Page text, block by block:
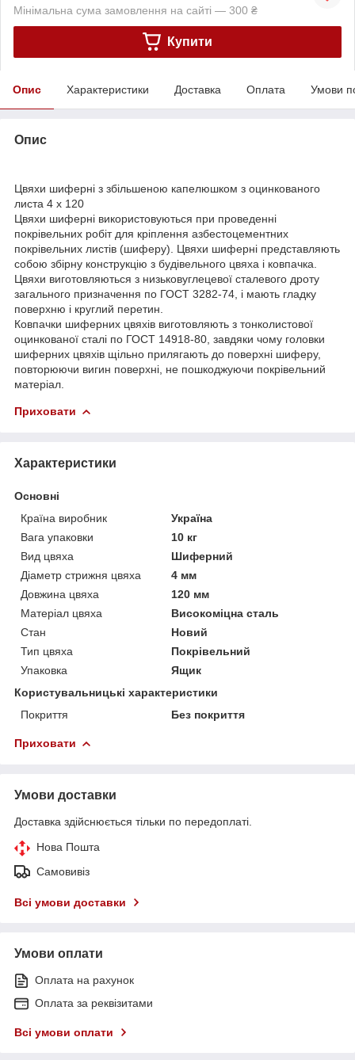
Мінімальна сума замовлення на сайті — 300 ₴
Купити
Опис Характеристики Доставка Оплата Умови
Опис
Цвяхи шиферні з збільшеною капелюшком з оцинкованого
листа 4 х 120
Цвяхи шиферні використовуються при проведенні
покрівельних робіт для кріплення азбестоцементних
покрівельних листів (шиферу). Цвяхи шиферні представляють
собою збірну конструкцію з будівельного цвяха і ковпачка.
Цвяхи виготовляються з низьковуглецевої сталевого дроту
загального призначення по ГОСТ 3282-74, і мають гладку
поверхню і круглий перетин.
Ковпачки шиферних цвяхів виготовляють з тонколистової
оцинкованої сталі по ГОСТ 14918-80, завдяки чому головки
шиферних цвяхів щільно прилягають до поверхні шиферу,
повторюючи вигин поверхні, не пошкоджуючи покрівельний
матеріал.
Приховати
Характеристики
Основні
Країна виробник
Україна
Вага упаковки
10 кг
Вид цвяха
Шиферний
Діаметр стрижня цвяха
4 мм
Довжина цвяха
120 мм
Матеріал цвяха
Високоміцна сталь
Стан
Новий
Тип цвяха
Покрівельний
Упаковка
Ящик
Користувальницькі характеристики
Покриття
Без покриття
Приховати
Умови доставки
Доставка здійснюється тільки по передоплаті.
Нова Пошта
Самовивіз
Всі умови доставки
Умови оплати
Оплата на рахунок
Оплата за реквізитами
Всі умови оплати